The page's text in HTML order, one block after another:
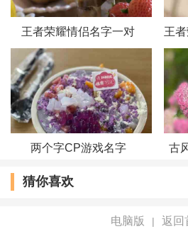
王者荣耀情侣名字一对 王
两个字CP游戏名字 古
猜你喜欢
电脑版 | 返回